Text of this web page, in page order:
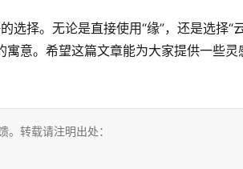
择。无论是直接使用“缘”，还是选择“云
意。希望这篇文章能为大家提供一些灵
转载请注明出处：